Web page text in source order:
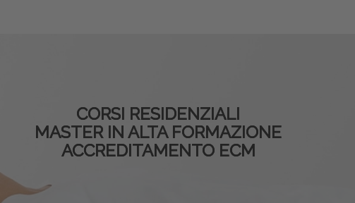
CORSI RESIDENZIALI
MASTER IN ALTA FORMAZIONE
ACCREDITAMENTO ECM